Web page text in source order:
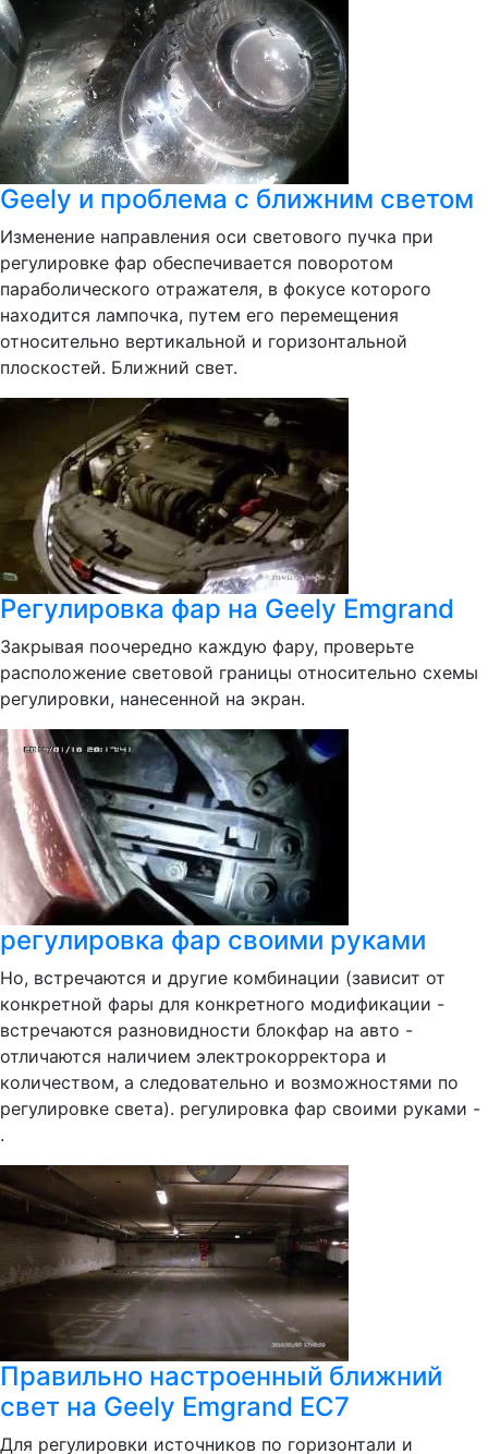
Geely и проблема с ближним светом
Изменение направления оси светового пучка при
регулировке фар обеспечивается поворотом
параболического отражателя, в фокусе которого
находится лампочка, путем его перемещения
относительно вертикальной и горизонтальной
плоскостей. Ближний свет.
Регулировка фар на Geely Emgrand
Закрывая поочередно каждую фару, проверьте
расположение световой границы относительно схемы
регулировки, нанесенной на экран.
регулировка фар своими руками
Но, встречаются и другие комбинации (зависит от
конкретной фары для конкретного модификации -
встречаются разновидности блокфар на авто -
отличаются наличием электрокорректора и
количеством, а следовательно и возможностями по
регулировке света). регулировка фар своими руками -
.
Правильно настроенный ближний
свет на Geely Emgrand EC7
Для регулировки источников по горизонтали и